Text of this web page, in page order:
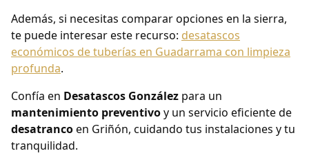
Además, si necesitas comparar opciones en la sierra,
te puede interesar este recurso: desatascos
económicos de tuberías en Guadarrama con limpieza
profunda.
Confía en Desatascos González para un
mantenimiento preventivoy un servicio eficiente de
desatrancoen Griñón, cuidando tus instalaciones y tu
tranquilidad.